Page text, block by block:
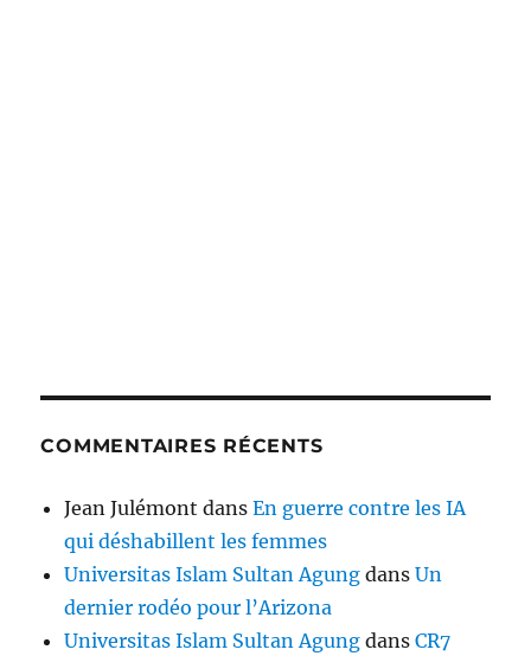
COMMENTAIRES RÉCENTS
Jean Julémont dansEn guerre contre les IA
qui déshabillent les femmes
Universitas Islam Sultan Agung dansUn
dernier rodéo pour l’Arizona
Universitas Islam Sultan Agung dansCR7